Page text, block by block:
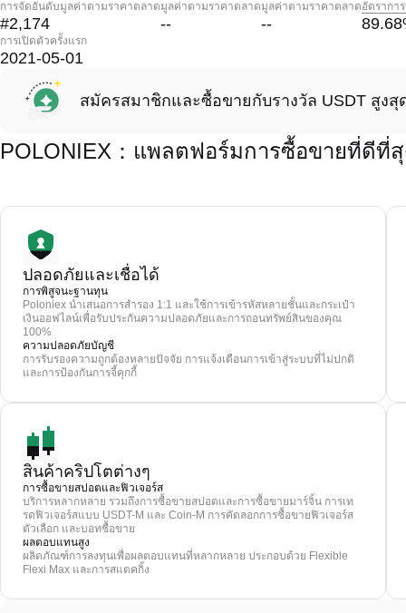
การจัดอันดับมูลค่าตามราคาตลาด
#2,174
มูลค่าตามราคาตลาด
--
มูลค่าตามราคาตลาด
--
อัตรากา
89.68
การเปิดตัวครั้งแรก
2021-05-01
สมัครสมาชิกและซื้อขายกับรางวัล USDT สูงสุ
POLONIEX：แพลตฟอร์มการซื้อขายที่ดีที่
ปลอดภัยและเชื่อได้
การพิสูจนะฐานทุน
Poloniex นำเสนอการสำรอง 1:1 และใช้การเข้ารหัสหลายชั้นและกระเป๋า
เงินออฟไลน์เพื่อรับประกันความปลอดภัยและการถอนทรัพย์สินของคุณ
100%
ความปลอดภัยบัญชี
การรับรองความถูกต้องหลายปัจจัย การแจ้งเตือนการเข้าสู่ระบบที่ไม่ปกติ
และการป้องกันการจี้คุกกี้
สินค้าคริปโตต่างๆ
การซื้อขายสปอตและฟิวเจอร์ส
บริการหลากหลาย รวมถึงการซื้อขายสปอตและการซื้อขายมาร์จิ้น การเท
รดฟิวเจอร์สแบบ USDT-M และ Coin-M การคัดลอกการซื้อขายฟิวเจอร์ส
ตัวเลือก และบอทซื้อขาย
ผลตอบแทนสูง
ผลิตภัณฑ์การลงทุนเพื่อผลตอบแทนที่หลากหลาย ประกอบด้วย Flexible
Flexi Max และการสแตคกิ้ง